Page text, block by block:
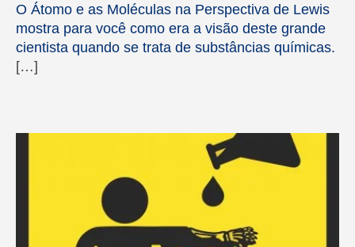
O Átomo e as Moléculas na Perspectiva de Lewis
mostra para você como era a visão deste grande
cientista quando se trata de substâncias químicas.
[…]